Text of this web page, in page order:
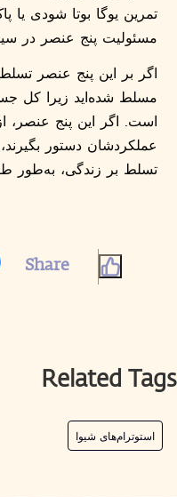
تمرین یوگا بوتا شودی
مسئولیت پنج عنصر در
اگر بر این پنج عنصر
مسلط شده‌اید زیرا کل
است. اگر این پنج عنصر،
عملکردشان دستور
تسلط بر زندگی، به‌طور
Share
Related Tags
استوترام‌های شیوا